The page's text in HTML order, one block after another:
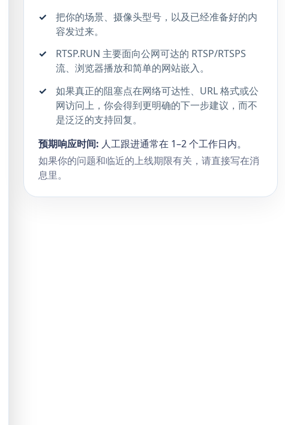
把你的场景、摄像头型号，以及已经准备好的内
容发过来。
RTSP.RUN 主要面向公网可达的 RTSP/RTSPS
流、浏览器播放和简单的网站嵌入。
如果真正的阻塞点在网络可达性、URL 格式或公
网访问上，你会得到更明确的下一步建议，而不
是泛泛的支持回复。
预期响应时间: 人工跟进通常在 1–2 个工作日内。
如果你的问题和临近的上线期限有关，请直接写在消
息里。